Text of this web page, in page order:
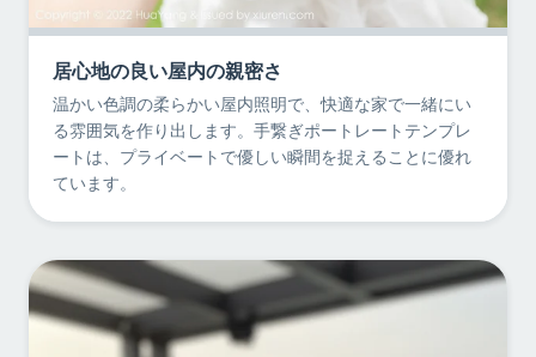
居心地の良い屋内の親密さ
温かい色調の柔らかい屋内照明で、快適な家で一緒にい
る雰囲気を作り出します。手繋ぎポートレートテンプレ
ートは、プライベートで優しい瞬間を捉えることに優れ
ています。